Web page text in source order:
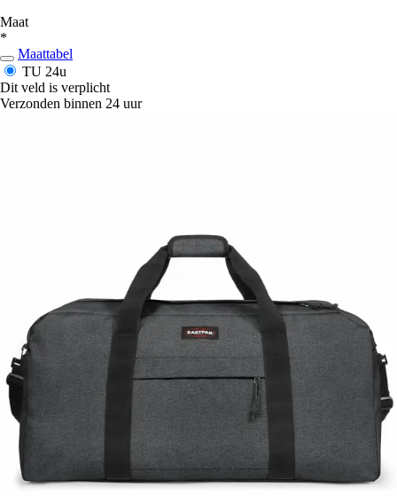
Maat
*
Maattabel
TU 24u
Dit veld is verplicht
Verzonden binnen 24 uur